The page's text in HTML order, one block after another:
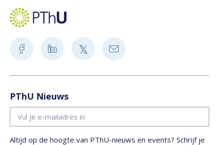
PThU Nieuws
Altijd op de hoogte van PThU-nieuws en events? Schrijf je